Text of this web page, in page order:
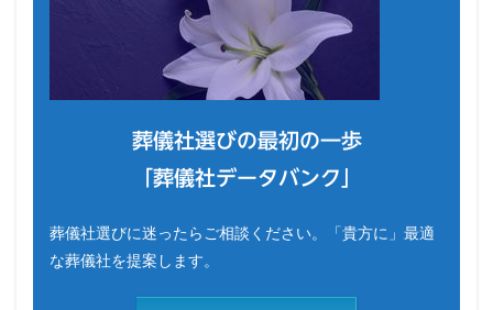
葬儀社選びの最初の一歩
「葬儀社データバンク」
葬儀社選びに迷ったらご相談ください。「貴方に」最適
な葬儀社を提案します。